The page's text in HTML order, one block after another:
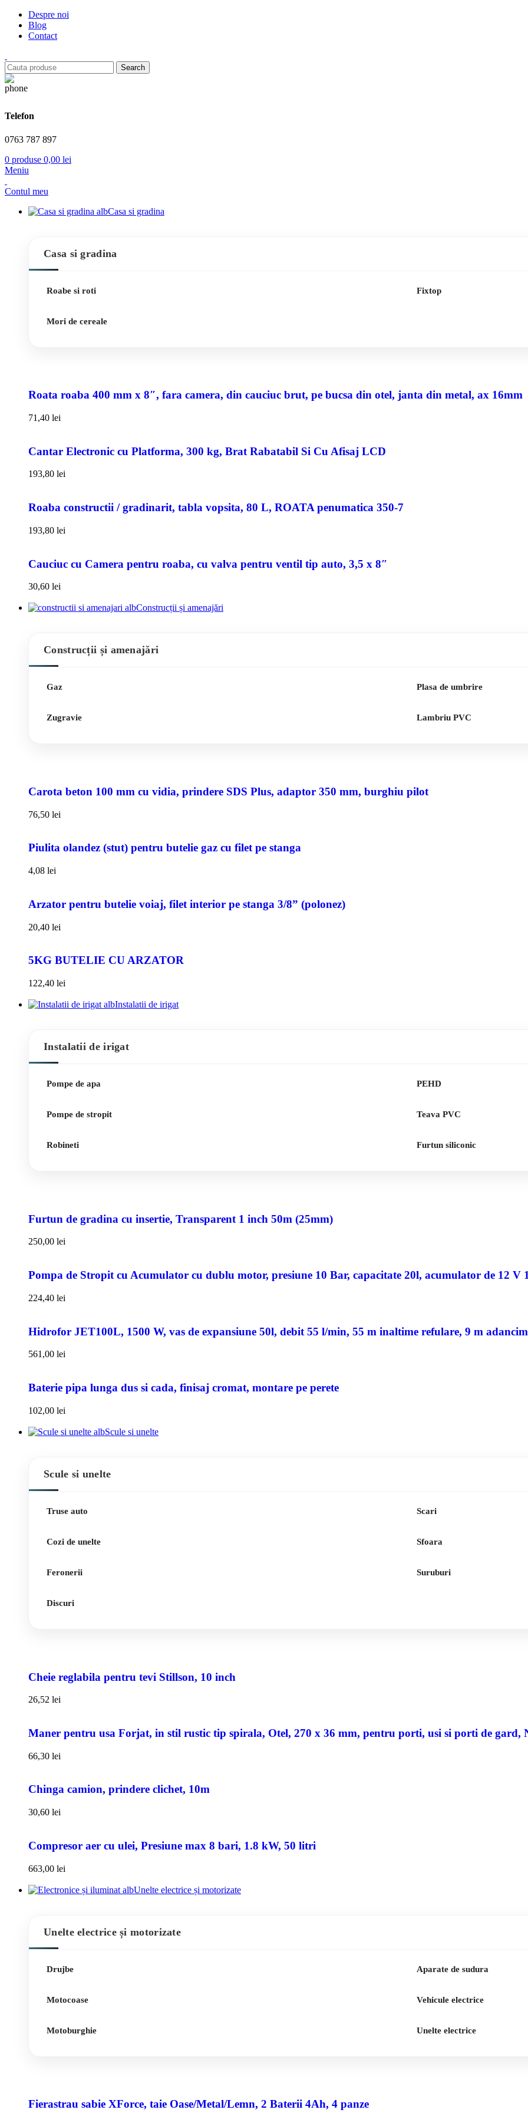
Despre noi
Blog
Contact
Search
Telefon
0763 787 897
0 produse 0,00 lei
Meniu
Contul meu
Casa si gradina
Casa si gradina
Roabe si roti
Mori de cereale
Fixtop
Roata roaba 400 mm x 8″, fara camera, din cauciuc brut, pe bucsa din otel, janta din metal, ax 16mm
71,40 lei
Cantar Electronic cu Platforma, 300 kg, Brat Rabatabil Si Cu Afisaj LCD
193,80 lei
Roaba constructii / gradinarit, tabla vopsita, 80 L, ROATA penumatica 350-7
193,80 lei
Cauciuc cu Camera pentru roaba, cu valva pentru ventil tip auto, 3,5 x 8″
30,60 lei
Construcții și amenajări
Construcții și amenajări
Gaz
Zugravie
Plasa de umbrire
Lambriu PVC
Carota beton 100 mm cu vidia, prindere SDS Plus, adaptor 350 mm, burghiu pilot
76,50 lei
Piulita olandez (stut) pentru butelie gaz cu filet pe stanga
4,08 lei
Arzator pentru butelie voiaj, filet interior pe stanga 3/8” (polonez)
20,40 lei
5KG BUTELIE CU ARZATOR
122,40 lei
Instalatii de irigat
Instalatii de irigat
Pompe de apa
Pompe de stropit
Robineti
PEHD
Teava PVC
Furtun siliconic
Furtun de gradina cu insertie, Transparent 1 inch 50m (25mm)
250,00 lei
Pompa de Stropit cu Acumulator cu dublu motor, presiune 10 Bar, capacitate 20l, acumulator de 12 V
224,40 lei
Hidrofor JET100L, 1500 W, vas de expansiune 50l, debit 55 l/min, 55 m inaltime refulare, 9 m
561,00 lei
Baterie pipa lunga dus si cada, finisaj cromat, montare pe perete
102,00 lei
Scule si unelte
Scule si unelte
Truse auto
Cozi de unelte
Feronerii
Discuri
Scari
Sfoara
Suruburi
Cheie reglabila pentru tevi Stillson, 10 inch
26,52 lei
Maner pentru usa Forjat, in stil rustic tip spirala, Otel, 270 x 36 mm, pentru porti, usi si porti de gard,
66,30 lei
Chinga camion, prindere clichet, 10m
30,60 lei
Compresor aer cu ulei, Presiune max 8 bari, 1.8 kW, 50 litri
663,00 lei
Unelte electrice și motorizate
Unelte electrice și motorizate
Drujbe
Motocoase
Motoburghie
Aparate de sudura
Vehicule electrice
Unelte electrice
Fierastrau sabie XForce, taie Oase/Metal/Lemn, 2 Baterii 4Ah, 4 panze